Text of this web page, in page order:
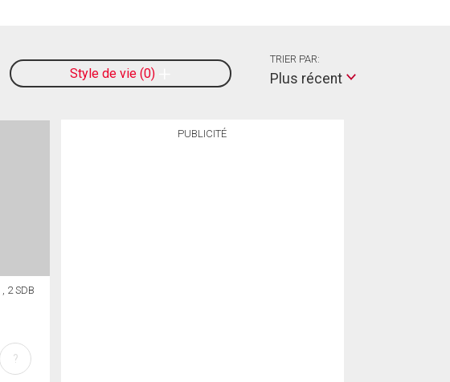
Style de vie 0
TRIER PAR:
Plus récent
PUBLICITÉ
2 SDB
?